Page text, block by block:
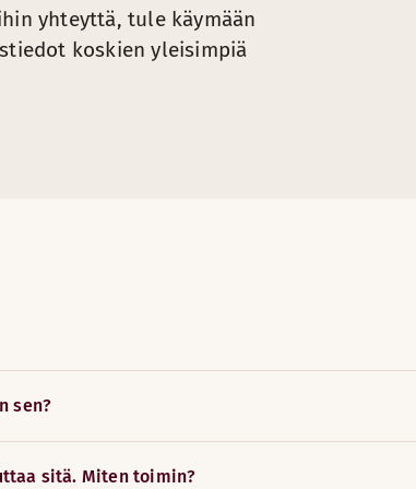
yhteyttä, tule käymään
koskien yleisimpiä
sen?
sitä. Miten toimin?
TÄYTTYVÄT: